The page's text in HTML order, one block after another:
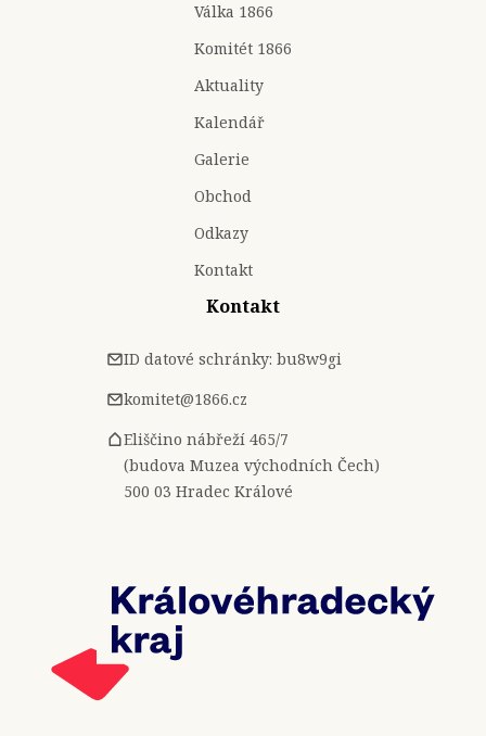
Válka 1866
Komitét 1866
Aktuality
Kalendář
Galerie
Obchod
Odkazy
Kontakt
Kontakt
ID datové schránky: bu8w9gi
komitet@1866.cz
Eliščino nábřeží 465/7
(budova Muzea východních Čech)
500 03 Hradec Králové